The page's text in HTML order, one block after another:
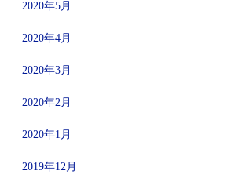
2020年5月
2020年4月
2020年3月
2020年2月
2020年1月
2019年12月